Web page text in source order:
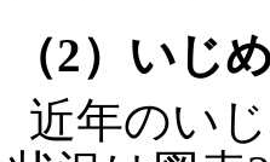
（2）いじ
近年のい